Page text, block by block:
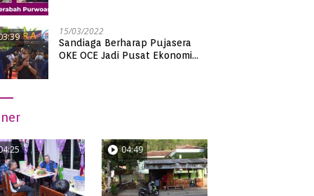
15/03/2022
Sandiaga Berharap Pujasera
OKE OCE Jadi Pusat Ekonomi
04:49